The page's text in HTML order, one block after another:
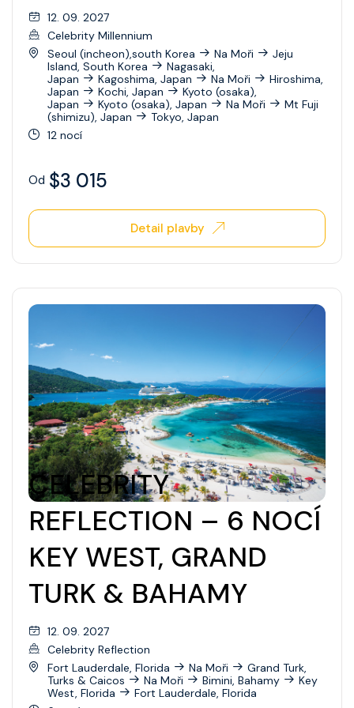
Ovation Of The Seas
Quantum Of The Seas
Radiance Of The Seas
Rhapsody Of The Seas
Spectrum Of The Seas
Star Of The Seas
Symphony Of The Seas
Vision Of The Seas
Voyager Of The Seas
Wonder Of The Seas
Celebrity Apex
Celebrity Ascent
Celebrity Beyond
Celebrity Boundless
Celebrity Compass
Celebrity Constellation
Celebrity Eclipse
Celebrity Edge
Celebrity Equinox
Celebrity Flora
12. 09. 2027
Celebrity Millennium
Seoul (incheon),south Korea
Na Moři
Jeju
Island, South Korea
Nagasaki,
Japan
Kagoshima, Japan Na Moři
Hiroshima,
Japan
Kochi, Japan
Kyoto (osaka),
Japan
Kyoto (osaka), Japan Na Moři
Mt Fuji
(shimizu), Japan
Tokyo, Japan
12 nocí
Od $3 015
Detail plavby
CELEBRITY
REFLECTION – 6 NOCÍ
KEY WEST, GRAND
TURK & BAHAMY
12. 09. 2027
Celebrity Reflection
Fort Lauderdale, Florida
Na Moři
Grand Turk,
Turks & Caicos
Na Moři Bimini, Bahamy
Key
West, Florida
Fort Lauderdale, Florida